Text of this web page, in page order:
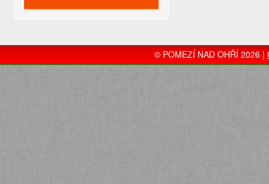
© POMEZÍ NAD OHŘÍ 2026 |